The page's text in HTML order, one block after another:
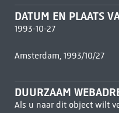
DATUM EN PLAATS
1993-10-27
Amsterdam, 1993/10/27
DUURZAAM
Als u naar dit object wilt